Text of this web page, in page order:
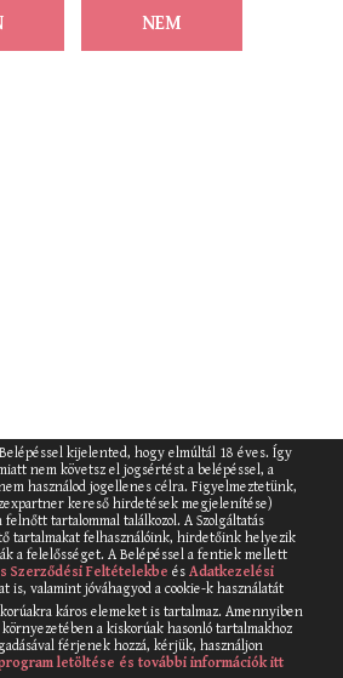
NEM
kijelented, hogy elmúltál 18 éves. Így
nem követsz el jogsértést a belépéssel, a
használod jogellenes célra. Figyelmeztetünk,
kereső hirdetések megjelenítése)
tartalommal találkozol. A Szolgáltatás
tartalmakat felhasználóink, hirdetőink helyezik
a felelősséget. A Belépéssel a fentiek mellett
Szerződési Feltételekbe és Adatkezelési
is, valamint jóváhagyod a cookie-k használatát
káros elemeket is tartalmaz. Amennyiben
a kiskorúak hasonló tartalmakhoz
férjenek hozzá, kérjük, használjon
letöltése és további információk itt